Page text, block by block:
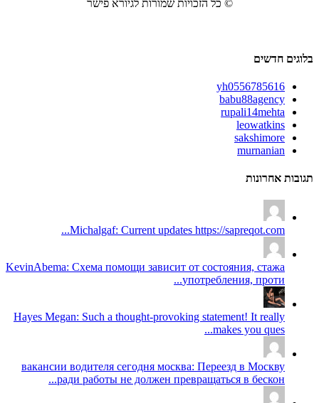
© כל הזכויות שמורות לגיורא פישר
בלוגים חדשים
yh0556785616
babu88agency
rupali14mehta
leowatkins
sakshimore
murnanian
תגובות אחרונות
Michalgaf: Current updates https://sapreqot.com...
KevinAbema: Схема помощи зависит от состояния, стажа
употребления, проти...
Hayes Megan: Such a thought-provoking statement! It really
makes you ques...
вакансии водителя сегодня москва: Переезд в Москву
ради работы не должен превращаться в бескон...